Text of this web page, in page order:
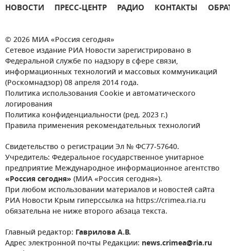
НОВОСТИ ПРЕСС-ЦЕНТР РАДИО КОНТАКТЫ
© 2026 МИА «Россия сегодня»
Сетевое издание РИА Новости зарегистрировано в
Федеральной службе по надзору в сфере связи,
информационных технологий и массовых коммуникаций
(Роскомнадзор) 08 апреля 2014 года.
Политика использования Cookie и автоматического
логирования
Политика конфиденциальности (ред. 2023 г.)
Правила применения рекомендательных технологий
Свидетельство о регистрации Эл № ФС77-57640.
Учредитель: Федеральное государственное унитарное
предприятие Международное информационное агентство
«Россия сегодня» (МИА «Россия сегодня»).
При любом использовании материалов и новостей сайта
РИА Новости Крым гиперссылка на https://crimea.ria.ru
обязательна не ниже второго абзаца текста.
Главный редактор: Гаврилова А.В.
Адрес электронной почты Редакции: news.crimea@ria.ru